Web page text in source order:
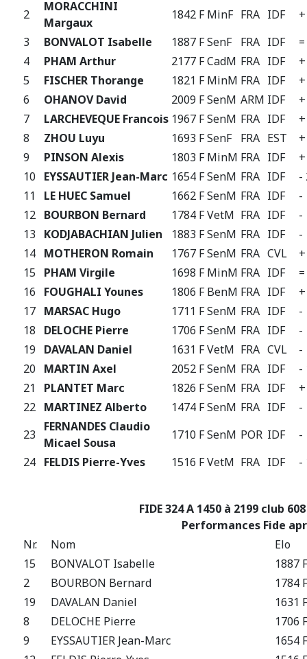
2
MORACCHINI
Margaux
1842 F MinF FRA IDF
3
BONVALOT Isabelle 1887 FSenF FRA IDF
4
PHAM Arthur 2177 FCadM FRA IDF
5
FISCHER Thorange 1821 F MinM FRA IDF
6
OHANOV David 2009 FSenM ARM IDF
7
LARCHEVEQUE Francois 1967 FSenM FRA IDF
8
ZHOU Luyu 1693 FSenF FRA EST
9
PINSON Alexis 1803 F MinM FRA IDF
10
EYSSAUTIER Jean-Marc 1654 FSenM FRA IDF
-
11
LE HUEC Samuel 1662 FSenM FRA IDF
-
12 BOURBON Bernard 1784 FVetM FRA IDF
-
13
KODJABACHIAN Julien 1883 FSenM FRA IDF
-
14 MOTHERON Romain 1767 FSenM FRA CVL
15
PHAM Virgile 1698 F MinM FRA IDF
16
FOUGHALI Younes 1806 F BenM FRA IDF
17 MARSAC Hugo 1711 FSenM FRA IDF
-
18
DELOCHE Pierre 1706 FSenM FRA IDF
-
19
DAVALAN Daniel 1631 FVetM FRA CVL
-
20
MARTIN Axel 2052 FSenM FRA IDF
-
21
PLANTET Marc 1826 FSenM FRA IDF
22 MARTINEZ Alberto 1474 FSenM FRA IDF
-
23
FERNANDES Claudio
Micael Sousa
1710 FSenM POR IDF
-
24 FELDIS Pierre-Yves 1516 FVetM FRA IDF -
FIDE 324 A 1450 à 2199 club
Performances Fide
Nr.
Nom
Elo
15
BONVALOT Isabelle
1887 F
2
BOURBON Bernard
1784 F
19
DAVALAN Daniel
1631 F
8
DELOCHE Pierre
1706 F
9
EYSSAUTIER Jean-Marc
1654 F